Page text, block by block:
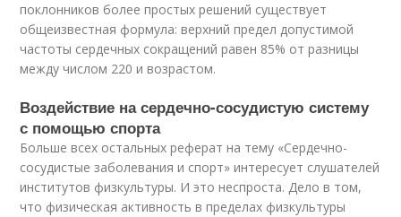
поклонников более простых решений существует
общеизвестная формула: верхний предел допустимой
частоты сердечных сокращений равен 85% от разницы
между числом 220 и возрастом.
Воздействие на сердечно-сосудистую систему
с помощью спорта
Больше всех остальных реферат на тему «Сердечно-
сосудистые заболевания и спорт» интересует слушателей
институтов физкультуры. И это неспроста. Дело в том,
что физическая активность в пределах физкультуры